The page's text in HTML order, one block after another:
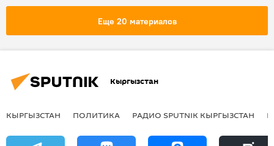
Еще 20 материалов
Кыргызстан
КЫРГЫЗСТАН ПОЛИТИКА РАДИО SPUTNIK КЫРГЫЗСТАН